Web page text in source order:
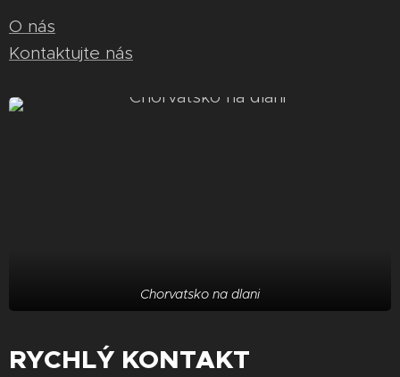
O nás
Kontaktujte nás
Chorvatsko na dlani
RYCHLÝ KONTAKT